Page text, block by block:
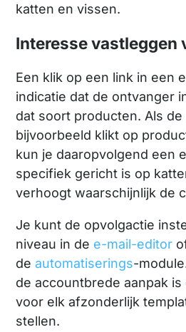
katten en vissen.
Interesse vastleggen
Een klik op een link in een
indicatie dat de ontvanger
dat soort producten. Als
bijvoorbeeld klikt op
kun je daaropvolgend een
specifiek gericht is op
verhoogt waarschijnlijk de
Je kunt de opvolgactie
niveau in de e-mail-editor
deautomatiserings-
de accountbrede aanpak
voor elk afzonderlijk
stellen.